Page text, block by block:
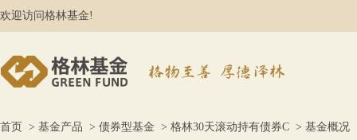
欢迎访问格林基金!
首页 > 基金产品 > 债券型基金 > 格林30天滚动持有债券C > 基金概况